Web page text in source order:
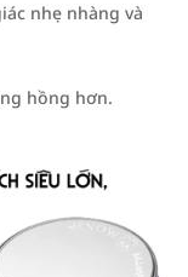
nhẹ nhàng và
hồng hơn.